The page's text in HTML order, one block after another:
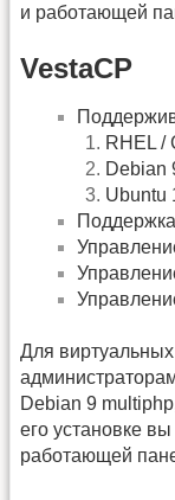
и работающей
VestaCP
RHEL /
Debian
Ubuntu
Для
Debian 9
его установке
работающей